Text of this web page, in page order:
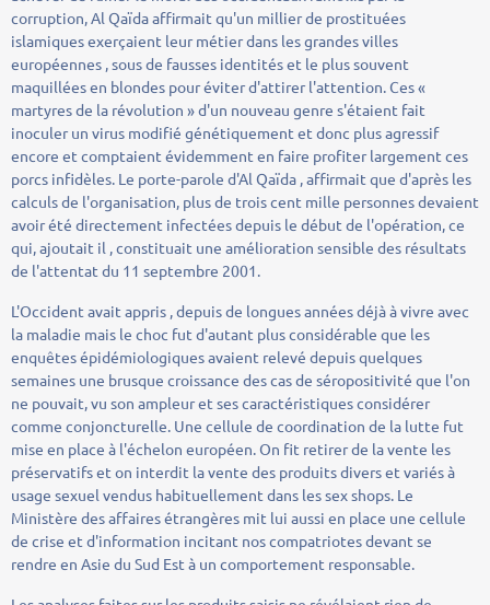
corruption, Al Qaïda affirmait qu'un millier de prostituées
islamiques exerçaient leur métier dans les grandes villes
européennes , sous de fausses identités et le plus souvent
maquillées en blondes pour éviter d'attirer l'attention. Ces «
martyres de la révolution » d'un nouveau genre s'étaient fait
inoculer un virus modifié génétiquement et donc plus agressif
encore et comptaient évidemment en faire profiter largement ces
porcs infidèles. Le porte-parole d'Al Qaïda , affirmait que d'après les
calculs de l'organisation, plus de trois cent mille personnes devaient
avoir été directement infectées depuis le début de l'opération, ce
qui, ajoutait il , constituait une amélioration sensible des résultats
de l'attentat du 11 septembre 2001.
L'Occident avait appris , depuis de longues années déjà à vivre avec
la maladie mais le choc fut d'autant plus considérable que les
enquêtes épidémiologiques avaient relevé depuis quelques
semaines une brusque croissance des cas de séropositivité que l'on
ne pouvait, vu son ampleur et ses caractéristiques considérer
comme conjoncturelle. Une cellule de coordination de la lutte fut
mise en place à l'échelon européen. On fit retirer de la vente les
préservatifs et on interdit la vente des produits divers et variés à
usage sexuel vendus habituellement dans les sex shops. Le
Ministère des affaires étrangères mit lui aussi en place une cellule
de crise et d'information incitant nos compatriotes devant se
rendre en Asie du Sud Est à un comportement responsable.